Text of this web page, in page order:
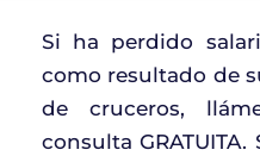
Si ha perdido
como resultado de
de cruceros,
consulta